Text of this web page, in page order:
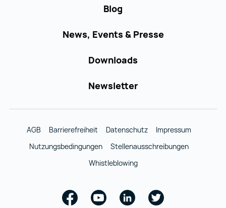
Blog
News, Events & Presse
Downloads
Newsletter
AGB Barrierefreiheit Datenschutz
Impressum
Nutzungsbedingungen
Stellenausschreibungen
Whistleblowing
Facebook
Youtube
Linkedin
Twitter